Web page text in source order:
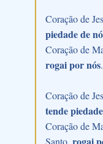
Coração de
piedade de
Coração de
rogai por nós.
Coração de
tende
Coração de
Santo, rogai